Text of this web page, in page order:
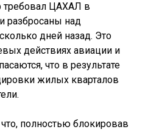
требовал ЦАХАЛ в
разбросаны над
дней назад. Это
действиях авиации и
что в результате
жилых кварталов
полностью блокировав